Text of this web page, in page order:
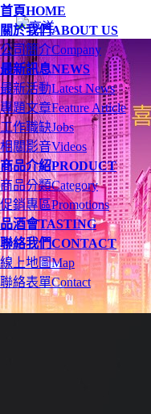
首頁HOME
關於我們ABOUT US
公司簡介Company
最新訊息NEWS
最新活動Latest News
專題文章Feature Article
工作職缺Jobs
相關影音Videos
商品介紹PRODUCT
商品分類Category
促銷專區Promotions
品酒會TASTING
聯絡我們CONTACT
線上地圖Map
聯絡表單Contact